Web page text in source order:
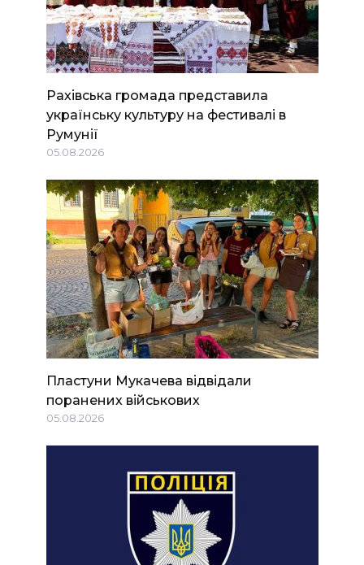
Рахівська громада представила
українську культуру на фестивалі в
Румунії
05.08.2026
Пластуни Мукачева відвідали
поранених військових
05.08.2026